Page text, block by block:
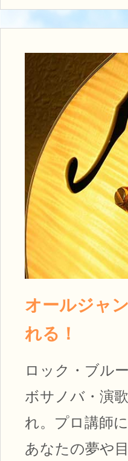
オールジャ
れる！
ロック・ブル
ボサノバ・演
れ。プロ講師
あなたの夢や